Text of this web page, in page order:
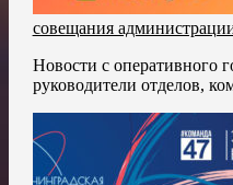
совещания
Новости с оперативного
руководители отделов,